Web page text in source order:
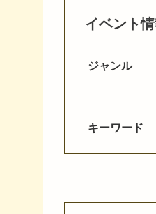
イベント
ジャンル
キーワード